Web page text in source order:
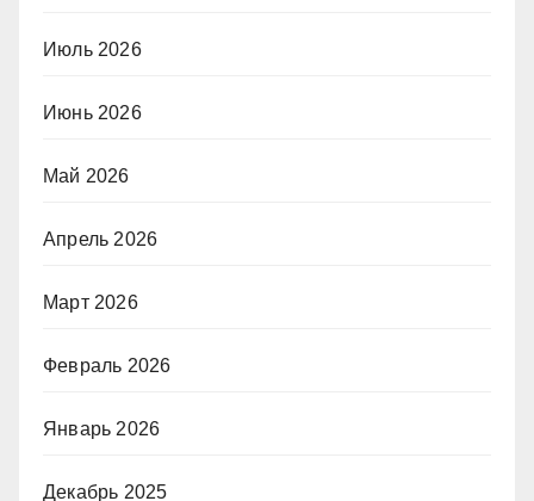
Июль 2026
Июнь 2026
Май 2026
Апрель 2026
Март 2026
Февраль 2026
Январь 2026
Декабрь 2025